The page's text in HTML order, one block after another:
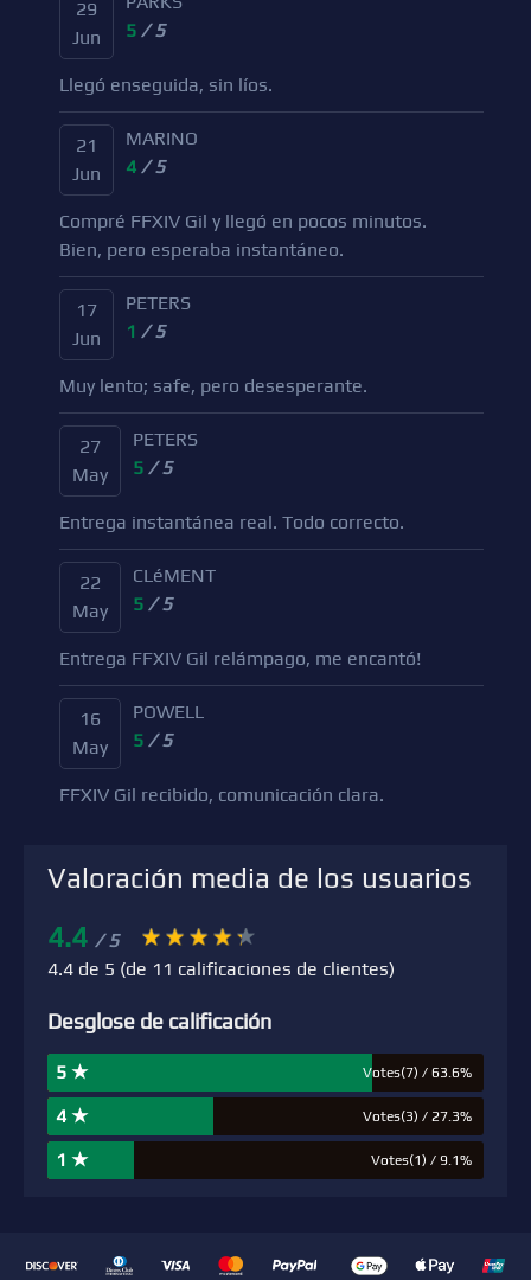
29
Jun
5 / 5
Llegó enseguida, sin líos.
21
Jun
MARINO
4 / 5
Compré FFXIV Gil y llegó en pocos minutos.
Bien, pero esperaba instantáneo.
17
Jun
PETERS
1 / 5
Muy lento; safe, pero desesperante.
27
May
PETERS
5 / 5
Entrega instantánea real. Todo correcto.
22
May
CLéMENT
5 / 5
Entrega FFXIV Gil relámpago, me encantó!
16
May
POWELL
5 / 5
FFXIV Gil recibido, comunicación clara.
Valoración media de los usuarios
4.4 / 5
4.4 de 5 (de 11 calificaciones de clientes)
Desglose de calificación
5 ★ Votes(7) / 63.6%
4 ★ Votes(3) / 27.3%
1 ★ Votes(1) / 9.1%